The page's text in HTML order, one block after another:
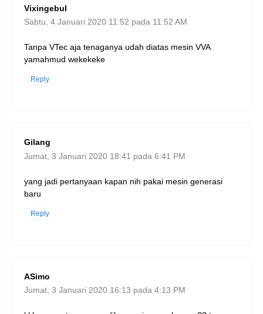
Vixingebul
Sabtu, 4 Januari 2020 11:52 pada 11:52 AM
Tanpa VTec aja tenaganya udah diatas mesin VVA
yamahmud wekekeke
Reply
Gilang
Jumat, 3 Januari 2020 18:41 pada 6:41 PM
yang jadi pertanyaan kapan nih pakai mesin generasi
baru
Reply
ASimo
Jumat, 3 Januari 2020 16:13 pada 4:13 PM